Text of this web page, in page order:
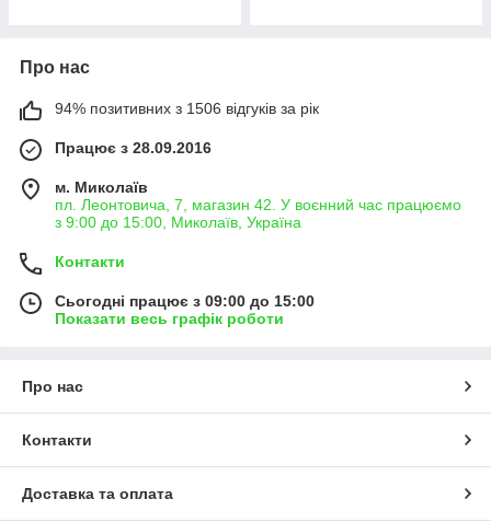
Про нас
94% позитивних з 1506 відгуків за рік
Працює з 28.09.2016
м. Миколаїв
пл. Леонтовича, 7, магазин 42. У воєнний час працюємо
з 9:00 до 15:00, Миколаїв, Україна
Контакти
Сьогодні працює з 09:00 до 15:00
Показати весь графік роботи
Про нас
Контакти
Доставка та оплата